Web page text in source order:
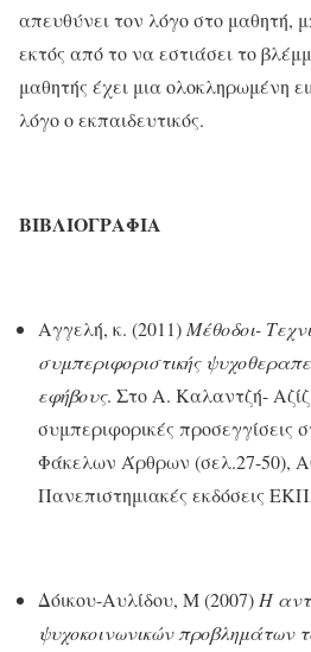
απευθύνει τον λόγο στο μαθητή,
εκτός από το να εστιάσει το
μαθητής έχει μια ολοκληρωμένη
λόγο ο εκπαιδευτικός.
ΒΙΒΛΙΟΓΡΑΦΙΑ
Αγγελή, κ. (2011) Μέθοδοι-
συμπεριφοριστικής
εφήβους. Στο Α. Καλαντζή-
συμπεριφορικές προσεγγίσεις
Φάκελων Άρθρων (σελ.27-50),
Πανεπιστημιακές εκδόσεις
Δόικου-Αυλίδου, Μ (2007) Η
ψυχοκοινωνικών προβλημάτων